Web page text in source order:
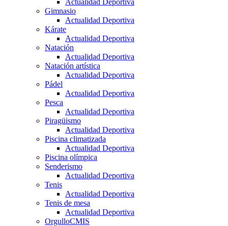
Actualidad Deportiva
Gimnasio
Actualidad Deportiva
Kárate
Actualidad Deportiva
Natación
Actualidad Deportiva
Natación artística
Actualidad Deportiva
Pádel
Actualidad Deportiva
Pesca
Actualidad Deportiva
Piragüismo
Actualidad Deportiva
Piscina climatizada
Actualidad Deportiva
Piscina olímpica
Senderismo
Actualidad Deportiva
Tenis
Actualidad Deportiva
Tenis de mesa
Actualidad Deportiva
OrgulloCMIS